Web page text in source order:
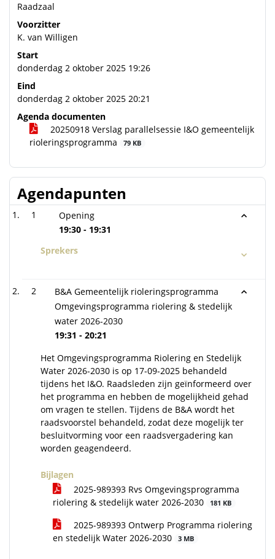
Raadzaal
Voorzitter
K. van Willigen
Start
donderdag 2 oktober 2025 19:26
Eind
donderdag 2 oktober 2025 20:21
Agenda documenten
20250918 Verslag parallelsessie I&O gemeentelijk
rioleringsprogramma
79 KB
Agendapunten
1
Opening
19:30 - 19:31
Sprekers
2
B&A Gemeentelijk rioleringsprogramma
Omgevingsprogramma riolering & stedelijk
water 2026-2030
19:31 - 20:21
Het Omgevingsprogramma Riolering en Stedelijk
Water 2026-2030 is op 17-09-2025 behandeld
tijdens het I&O. Raadsleden zijn geïnformeerd over
het programma en hebben de mogelijkheid gehad
om vragen te stellen. Tijdens de B&A wordt het
raadsvoorstel behandeld, zodat deze mogelijk ter
besluitvorming voor een raadsvergadering kan
worden geagendeerd.
Bijlagen
2025-989393 Rvs Omgevingsprogramma
riolering & stedelijk water 2026-2030
181 KB
2025-989393 Ontwerp Programma riolering
en stedelijk Water 2026-2030
3 MB